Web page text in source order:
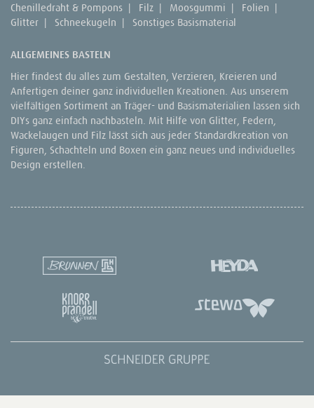
Chenilledraht & Pompons | Filz | Moosgummi | Folien |
Glitter | Schneekugeln | Sonstiges Basismaterial
ALLGEMEINES BASTELN
Hier findest du alles zum Gestalten, Verzieren, Kreieren und
Anfertigen deiner ganz individuellen Kreationen. Aus unserem
vielfältigen Sortiment an Träger- und Basismaterialien lassen sich
DIYs ganz einfach nachbasteln. Mit Hilfe von Glitter, Federn,
Wackelaugen und Filz lässt sich aus jeder Standardkreation von
Figuren, Schachteln und Boxen ein ganz neues und individuelles
Design erstellen.